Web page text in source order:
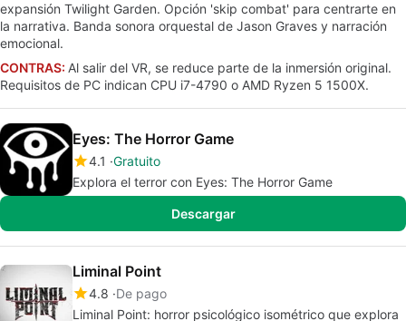
expansión Twilight Garden. Opción 'skip combat' para centrarte en
la narrativa. Banda sonora orquestal de Jason Graves y narración
emocional.
CONTRAS: Al salir del VR, se reduce parte de la inmersión original.
Requisitos de PC indican CPU i7-4790 o AMD Ryzen 5 1500X.
Eyes: The Horror Game
4.1 Gratuito
Explora el terror con Eyes: The Horror Game
Descargar
Liminal Point
4.8 De pago
Liminal Point: horror psicológico isométrico que explora